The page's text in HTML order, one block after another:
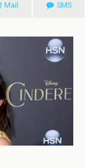
Mail SMS